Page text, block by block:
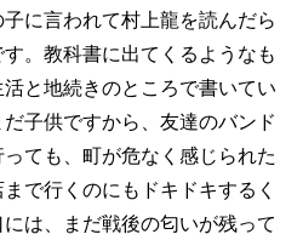
に言われて村上龍を読んだら
。教科書に出てくるようなも
と地続きのところで書いてい
子供ですから、友達のバンド
ても、町が危なく感じられた
で行くのにもドキドキするく
は、まだ戦後の匂いが残って